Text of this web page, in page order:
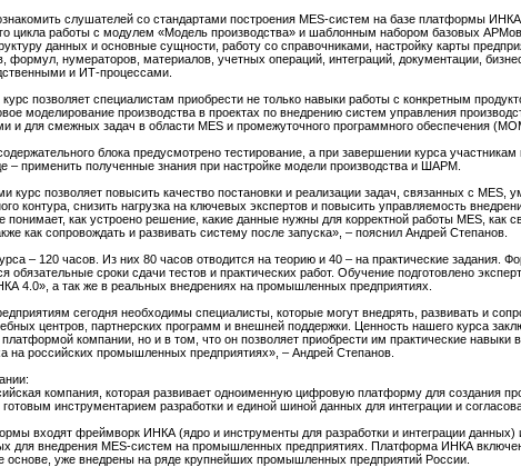
слушателей со стандартами построения MES-систем на базе платформы
цикла работы с модулем «Модель производства» и шаблонным набором базовых
данных и основные сущности, работу со справочниками, настройку карты
формул, нумераторов, материалов, учетных операций, интеграций, документации,
и ИТ-процессами.
позволяет специалистам приобрести не только навыки работы с конкретным
моделирование производства в проектах по внедрению систем управления
и для смежных задач в области MES и промежуточного программного обеспечения
блока предусмотрено тестирование, а при завершении курса
– применить полученные знания при настройке модели производства и ШАРМ.
курс позволяет повысить качество постановки и реализации задач, связанных с MES,
контура, снизить нагрузка на ключевых экспертов и повысить управляемость
понимает, как устроено решение, какие данные нужны для корректной работы MES, как
как сопровождать и развивать систему после запуска», – пояснил Андрей Степанов.
– 120 часов. Из них 80 часов отводится на теорию и 40 – на практические задания.
обязательные сроки сдачи тестов и практических работ. Обучение подготовлено
4.0», а так же в реальных внедрениях на промышленных предприятиях.
сегодня необходимы специалисты, которые могут внедрять, развивать и
центров, партнерских программ и внешней поддержки. Ценность нашего курса
компании, но и в том, что он позволяет приобрести им практические навыки
на российских промышленных предприятиях», – Андрей Степанов.
компания, которая развивает одноименную цифровую платформу для создания
инструментарием разработки и единой шиной данных для интеграции и
входят фреймворк ИНКА (ядро и инструменты для разработки и интеграции данных)
для внедрения MES-систем на промышленных предприятиях. Платформа ИНКА
основе, уже внедрены на ряде крупнейших промышленных предприятий России.